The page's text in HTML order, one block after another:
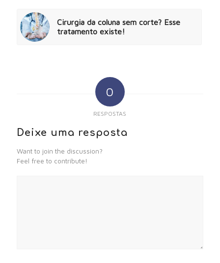
Cirurgia da coluna sem corte? Esse
tratamento existe!
0
RESPOSTAS
Deixe uma resposta
Want to join the discussion?
Feel free to contribute!